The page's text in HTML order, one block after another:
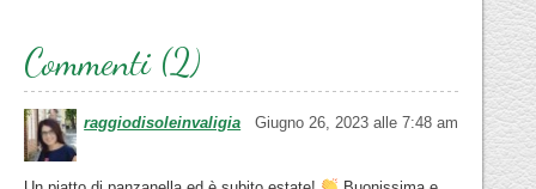
Commenti (2)
raggiodisoleinvaligia Giugno 26, 2023 alle 7:48 am